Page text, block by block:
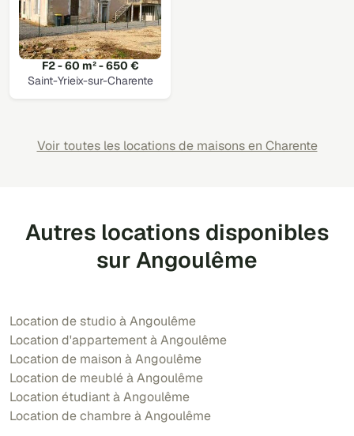
F2 - 60 m² - 650 €
Saint-Yrieix-sur-Charente
Voir toutes les locations de maisons en Charente
Autres locations disponibles
sur Angoulême
Location de studio à Angoulême
Location d'appartement à Angoulême
Location de maison à Angoulême
Location de meublé à Angoulême
Location étudiant à Angoulême
Location de chambre à Angoulême